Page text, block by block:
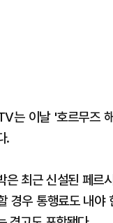
는 이날 '호르무즈
.
은 최근 신설된 페
경우 통행료도 내